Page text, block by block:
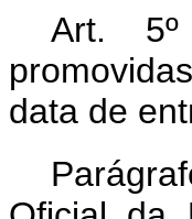
Art. 5º
data de